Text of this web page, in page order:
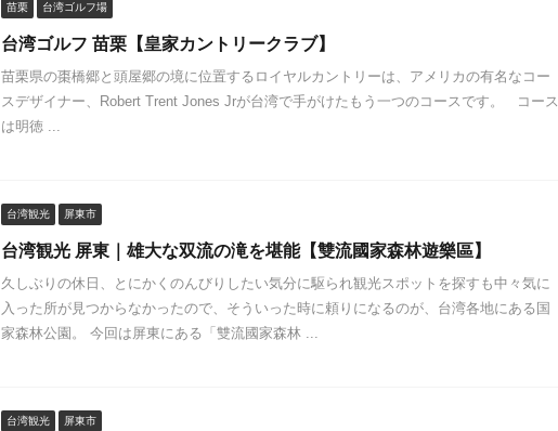
苗栗 台湾ゴルフ場
台湾ゴルフ 苗栗【皇家カントリークラブ】
苗栗県の棗橋郷と頭屋郷の境に位置するロイヤルカントリーは、アメリカの有名なコー
スデザイナー、Robert Trent Jones Jrが台湾で手がけたもう一つのコースです。 コース
は明徳 ...
台湾観光 屏東市
台湾観光 屏東｜雄大な双流の滝を堪能【雙流國家森林遊樂區】
久しぶりの休日、とにかくのんびりしたい気分に駆られ観光スポットを探すも中々気に
入った所が見つからなかったので、そういった時に頼りになるのが、台湾各地にある国
家森林公園。 今回は屏東にある「雙流國家森林 ...
台湾観光 屏東市